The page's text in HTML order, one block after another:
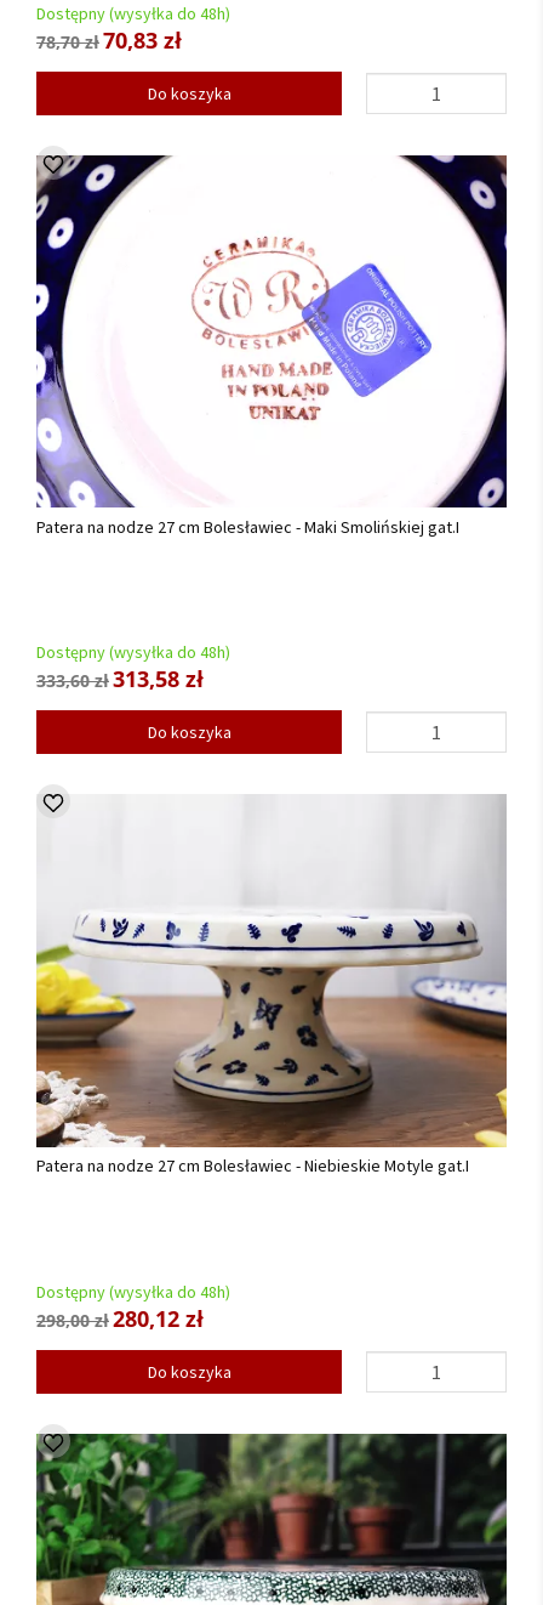
Dostępny (wysyłka do 48h)
78,70 zł70,83 zł
Do koszyka
Patera na nodze 27 cm Bolesławiec - Maki Smolińskiej gat.I
Dostępny (wysyłka do 48h)
333,60 zł313,58 zł
Do koszyka
Patera na nodze 27 cm Bolesławiec - Niebieskie Motyle gat.I
Dostępny (wysyłka do 48h)
298,00 zł280,12 zł
Do koszyka